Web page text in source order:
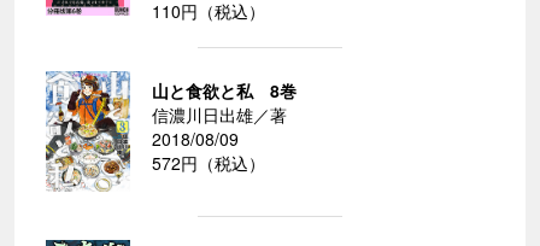
110円（税込）
山と食欲と私 8巻
信濃川日出雄／著
2018/08/09
572円（税込）